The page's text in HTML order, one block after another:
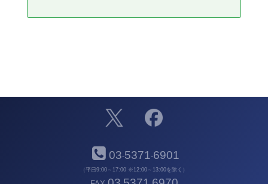
03-5371-6901
（平日9:00～17:00 ※12:00～13:00を除く）